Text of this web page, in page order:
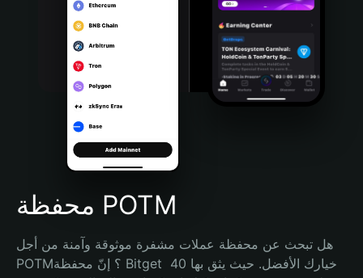
Português (Portugal)
Bahasa Indonesia
Português (Brasil)
Español (Argentina)
محفظة POTM
هل تبحث عن محفظة عملات مشفرة موثوقة وآمنة من أجل
POTM؟ إنّ محفظة Bitget خيارك الأفضل. حيث يثق بها 40